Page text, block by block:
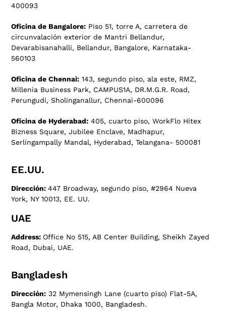
400093
Oficina de Bangalore: Piso 51, torre A, carretera de
circunvalación exterior de Mantri Bellandur,
Devarabisanahalli, Bellandur, Bangalore, Karnataka-
560103
Oficina de Chennai: 143, segundo piso, ala este, RMZ,
Millenia Business Park, CAMPUS1A, DR.M.G.R. Road,
Perungudi, Sholinganallur, Chennai-600096
Oficina de Hyderabad: 405, cuarto piso, WorkFlo Hitex
Bizness Square, Jubilee Enclave, Madhapur,
Serlingampally Mandal, Hyderabad, Telangana- 500081
EE.UU.
Dirección:447 Broadway, segundo piso, #2964 Nueva
York, NY 10013, EE. UU.
UAE
Address: Office No 515, AB Center Building, Sheikh Zayed
Road, Dubai, UAE.
Bangladesh
Dirección: 32 Mymensingh Lane (cuarto piso) Flat-5A,
Bangla Motor, Dhaka 1000, Bangladesh.